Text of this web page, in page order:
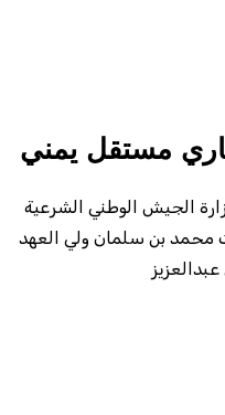
مستقل يمني
الجيش الوطني الشرعية
محمد بن سلمان ولي العهد